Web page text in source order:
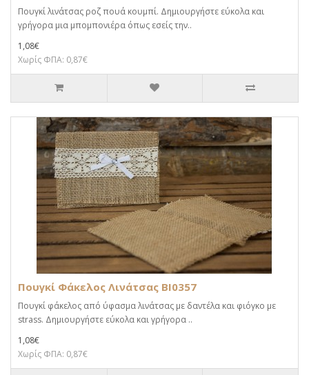
Πουγκί λινάτσας ροζ πουά κουμπί. Δημιουργήστε εύκολα και
γρήγορα μια μπομπονιέρα όπως εσείς την..
1,08€
Χωρίς ΦΠΑ: 0,87€
Πουγκί Φάκελος Λινάτσας BI0357
Πουγκί φάκελος από ύφασμα λινάτσας με δαντέλα και φιόγκο με
strass. Δημιουργήστε εύκολα και γρήγορα ..
1,08€
Χωρίς ΦΠΑ: 0,87€